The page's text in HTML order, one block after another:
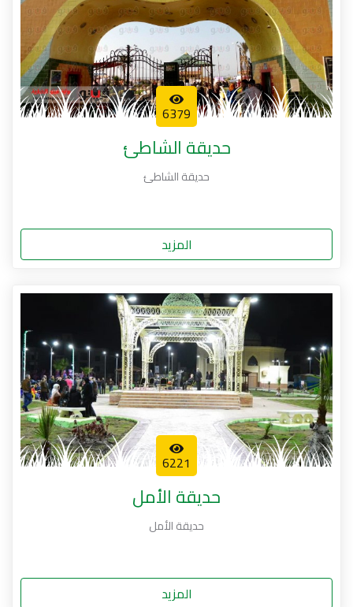
6379
حديقة الشاطئ
حديقة الشاطئ
المزيد
6221
حديقة الأمل
حديقة الأمل
المزيد